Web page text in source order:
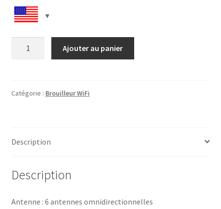
Portable
2G
&
/
Ajouter au panier
Catégorie : Brouilleur WiFi
Description
Description
Antenne : 6 antennes omnidirectionnelles